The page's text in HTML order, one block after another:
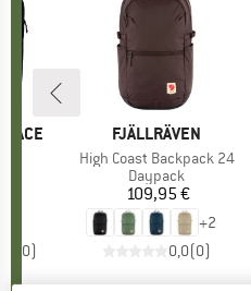
FACE
0)
MARKE
FJÄLLRÄVEN
Artikel
High Coast Backpack 24
Produktgruppe
Daypack
Preis
109,95 €
+2
0,0(0)